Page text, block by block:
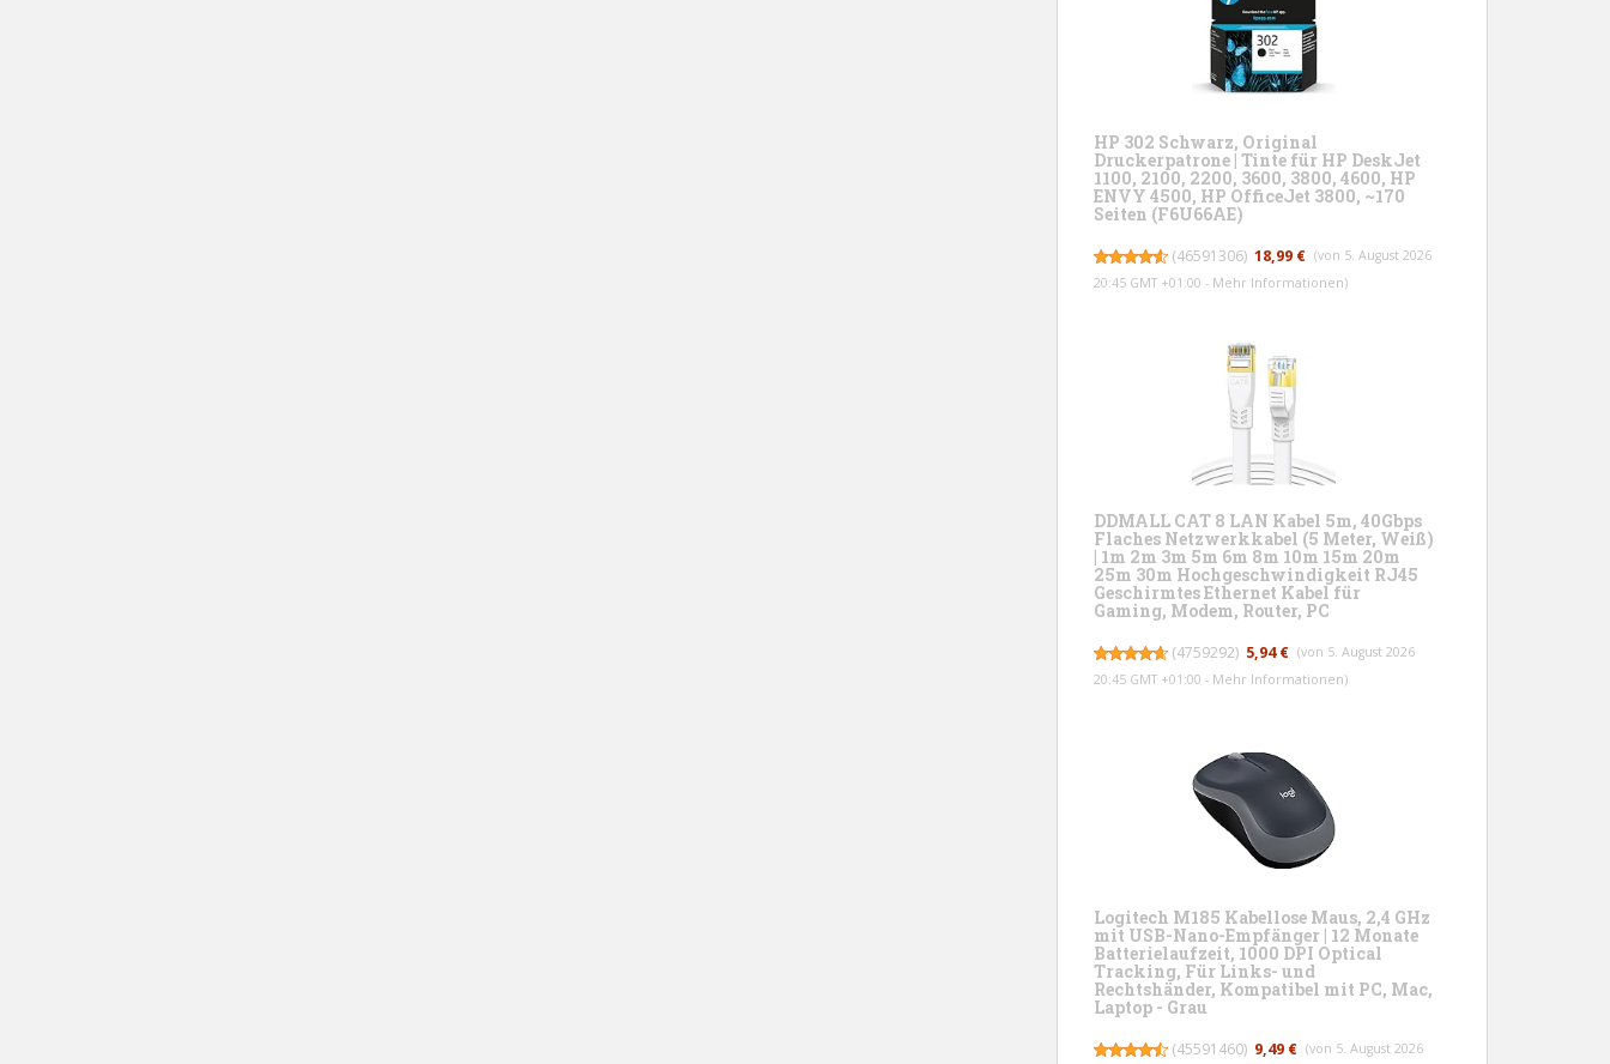
HP 302 Schwarz, Original
Druckerpatrone | Tinte für HP DeskJet
1100, 2100, 2200, 3600, 3800, 4600, HP
ENVY 4500, HP OfficeJet 3800, ~170
Seiten (F6U66AE)
(46591306) 18,99 € (von 5. August 2026
20:45 GMT +01:00 - Mehr Informationen)
DDMALL CAT 8 LAN Kabel 5m, 40Gbps
Flaches Netzwerkkabel (5 Meter, Weiß)
| 1m 2m 3m 5m 6m 8m 10m 15m 20m
25m 30m Hochgeschwindigkeit RJ45
Geschirmtes Ethernet Kabel für
Gaming, Modem, Router, PC
(4759292) 5,94 € (von 5. August 2026
20:45 GMT +01:00 - Mehr Informationen)
Logitech M185 Kabellose Maus, 2,4 GHz
mit USB-Nano-Empfänger | 12 Monate
Batterielaufzeit, 1000 DPI Optical
Tracking, Für Links- und
Rechtshänder, Kompatibel mit PC, Mac,
Laptop - Grau
(45591460) 9,49 € (von 5. August 2026